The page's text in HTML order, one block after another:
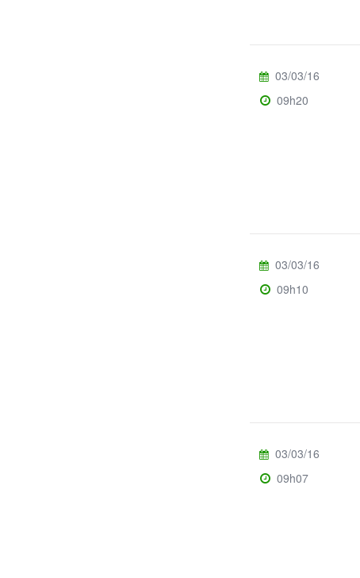
03/03/16
09h20
03/03/16
09h10
03/03/16
09h07